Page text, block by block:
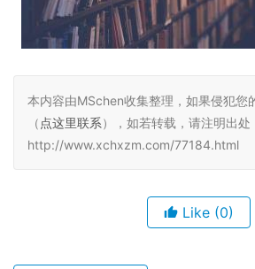
本内容由MSchen收集整理，如果侵犯您
（ 点这里联系），如若转载，请注明出处
http://www.xchxzm.com/77184.html
Like (0)